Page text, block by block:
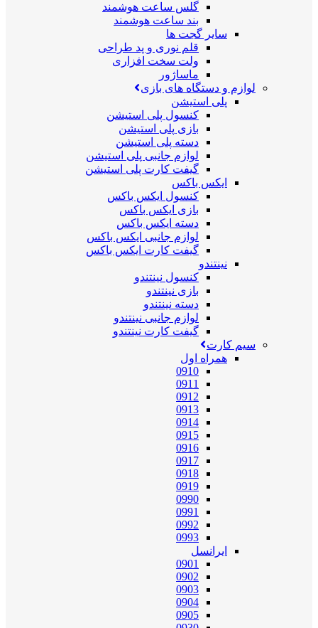
گلس ساعت هوشمند
بند ساعت هوشمند
سایر گجت ها
قلم نوری و پد طراحی
ولت سخت افزاری
ماساژور
لوازم و دستگاه های بازی
پلی استیشن
کنسول پلی استیشن
بازی پلی استیشن
دسته پلی استیشن
لوازم جانبی پلی استیشن
گیفت کارت پلی استیشن
ایکس باکس
کنسول ایکس باکس
بازی ایکس باکس
دسته ایکس باکس
لوازم جانبی ایکس باکس
گیفت کارت ایکس باکس
نینتندو
کنسول نینتندو
بازی نینتندو
دسته نینتندو
لوازم جانبی نینتندو
گیفت کارت نینتندو
سیم کارت
همراه اول
0910
0911
0912
0913
0914
0915
0916
0917
0918
0919
0990
0991
0992
0993
ایرانسل
0901
0902
0903
0904
0905